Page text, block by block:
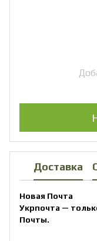
Доставка
Новая Почта
Укрпочта —
Почты.